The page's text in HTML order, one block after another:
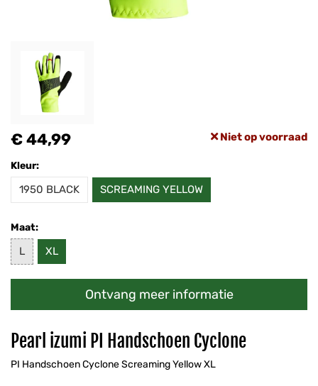
€ 44,99 Niet op voorraad
Kleur:
1950 BLACK SCREAMING YELLOW
Maat:
L XL
Ontvang meer informatie
Pearl izumi PI Handschoen Cyclone
PI Handschoen Cyclone Screaming Yellow XL